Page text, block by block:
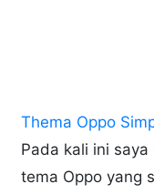
Thema Oppo
Pada kali ini
tema Oppo yang